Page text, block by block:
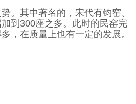
其中著名的，宋代有钧窑、
到300座之多。此时的民窑完
，在质量上也有一定的发展。